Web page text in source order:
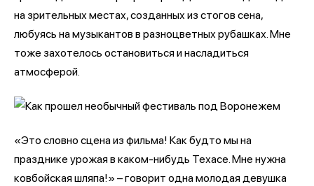
на зрительных местах, созданных из стогов сена,
любуясь на музыкантов в разноцветных рубашках. Мне
тоже захотелось остановиться и насладиться
атмосферой.
«Это словно сцена из фильма! Как будто мы на
празднике урожая в каком-нибудь Техасе. Мне нужна
ковбойская шляпа!» – говорит одна молодая девушка